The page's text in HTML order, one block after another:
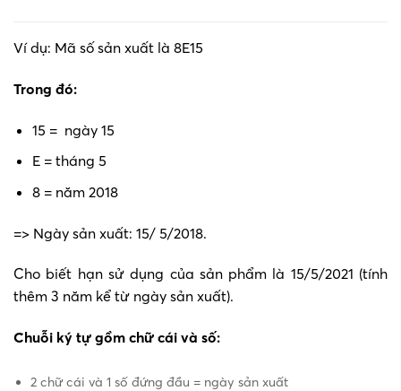
Ví dụ: Mã số sản xuất là 8E15
Trong đó:
15 = ngày 15
E = tháng 5
8 = năm 2018
=> Ngày sản xuất: 15/ 5/2018.
Cho biết hạn sử dụng của sản phẩm là 15/5/2021 (tính
thêm 3 năm kể từ ngày sản xuất).
Chuỗi ký tự gồm chữ cái và số:
2 chữ cái và 1 số đứng đầu = ngày sản xuất